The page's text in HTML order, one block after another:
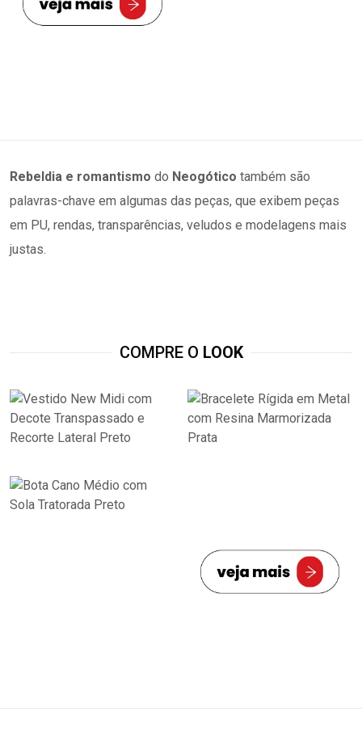
Rebeldia e romantismo do Neogótico também são
palavras-chave em algumas das peças, que exibem peças
em PU, rendas, transparências, veludos e modelagens mais
justas.
COMPRE O LOOK